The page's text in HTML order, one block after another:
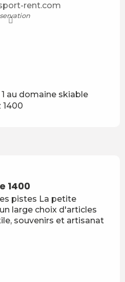
rent.com
au domaine skiable
1400
1400
pistes La petite
large choix d'articles
souvenirs et artisanat